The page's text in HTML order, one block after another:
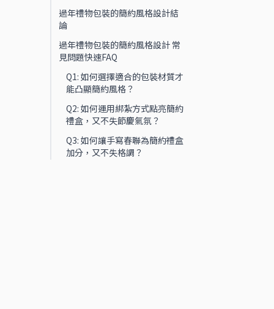
過年禮物包裝的簡約風格設計結
論
過年禮物包裝的簡約風格設計 常
見問題快速FAQ
Q1: 如何選擇適合的包裝材質才
能凸顯簡約風格？
Q2: 如何運用綁紮方式點亮簡約
禮盒，又不失節慶氣氛？
Q3: 如何讓手寫春聯為簡約禮盒
加分，又不失格調？